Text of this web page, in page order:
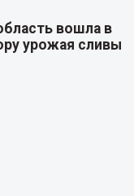
вошла в
урожая сливы